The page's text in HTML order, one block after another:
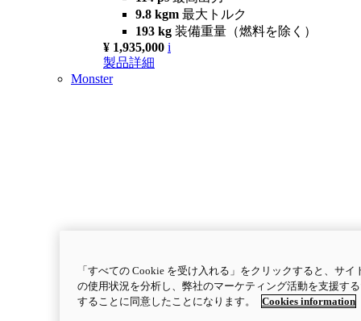
9.8 kgm 最大トルク
193 kg 装備重量（燃料を除く）
¥ 1,935,000 i
製品詳細
Monster
「すべての Cookie を受け入れる」をクリックすると、サ
の使用状況を分析し、弊社のマーケティング活動を支援す
することに同意したことになります。
Cookies information